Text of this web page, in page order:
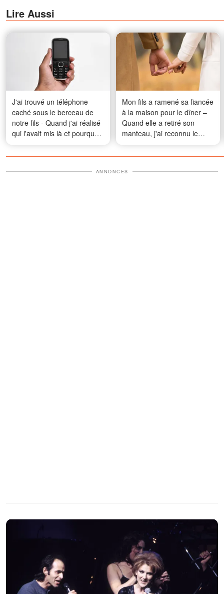
Lire Aussi
J'ai trouvé un téléphone
caché sous le berceau de
notre fils - Quand j'ai réalisé
qui l'avait mis là et pourquoi,
mon cœur s'est presque
arrêté
Mon fils a ramené sa fiancée
à la maison pour le dîner –
Quand elle a retiré son
manteau, j'ai reconnu le
collier que j'avais enterré il y
a 25 ans
ANNONCES